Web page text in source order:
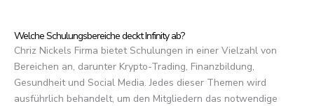
Welche Schulungsbereiche deckt Infinity ab?
Chriz Nickels Firma bietet Schulungen in einer Vielzahl von
Bereichen an, darunter Krypto-Trading, Finanzbildung,
Gesundheit und Social Media. Jedes dieser Themen wird
ausführlich behandelt, um den Mitgliedern das notwendige